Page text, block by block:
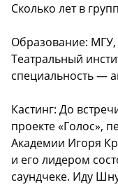
Сколько лет в
Образование:
Театральный
специальность —
Кастинг: До
проекте «Голос»,
Академии Игоря
и его лидером
саундчеке. Иду